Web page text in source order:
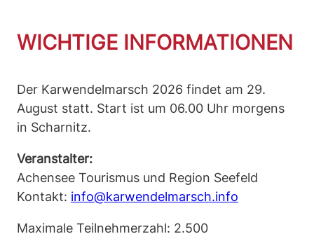
WICHTIGE INFORMATIONEN
Der Karwendelmarsch 2026 findet am 29.
August statt. Start ist um 06.00 Uhr morgens
in Scharnitz.
Veranstalter:
Achensee Tourismus und Region Seefeld
Kontakt: info@karwendelmarsch.info
Maximale Teilnehmerzahl: 2.500